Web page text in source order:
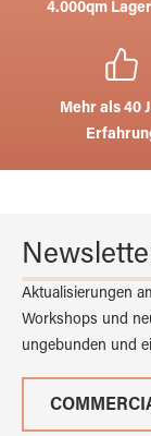
4.000qm
Mehr als 40
Aktualisierungen
Workshops und
ungebunden und